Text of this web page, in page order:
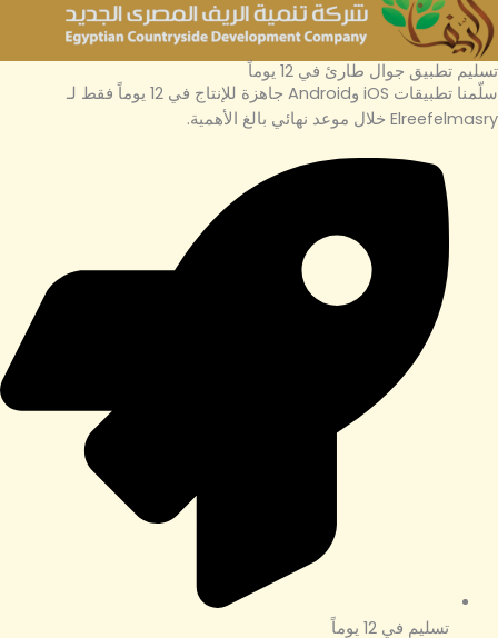
تسليم تطبيق جوال طارئ في 12 يوماً
سلّمنا تطبيقات iOS وAndroid جاهزة للإنتاج في 12 يوماً فقط لـ
Elreefelmasry خلال موعد نهائي بالغ الأهمية.
تسليم في 12 يوماً